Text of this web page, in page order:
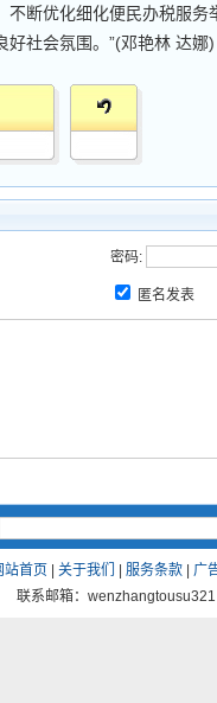
断优化细化便民办税服务
社会氛围。”(邓艳林 达娜)
密码:
匿名发表
站首页 关于我们 服务条款
广
联系邮箱：